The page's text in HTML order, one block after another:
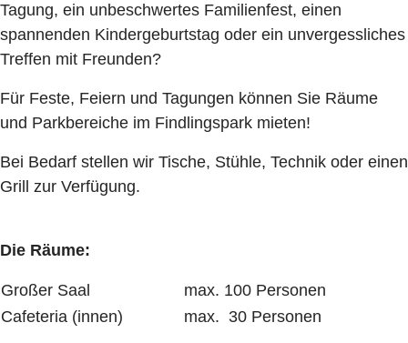
Tagung, ein unbeschwertes Familienfest, einen
spannenden Kindergeburtstag oder ein unvergessliches
Treffen mit Freunden?
Für Feste, Feiern und Tagungen können Sie Räume
und Parkbereiche im Findlingspark mieten!
Bei Bedarf stellen wir Tische, Stühle, Technik oder einen
Grill zur Verfügung.
Die Räume:
Großer Saal
max. 100 Personen
Cafeteria (innen)
max. 30 Personen